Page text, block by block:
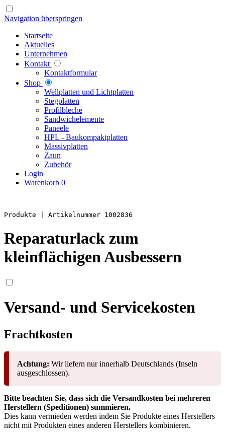
Navigation überspringen
Startseite
Aktuelles
Unternehmen
Kontakt
Kontaktformular
Shop
Well­platten und Licht­platten
Steg­platten
Profil­bleche
Sandwich­elemente
Paneele
HPL - Bau­kompakt­platten
Massiv­platten
Zaun
Zubehör
Login
Warenkorb 0
Produkte | Artikelnummer 1002836
Reparaturlack zum
kleinflächigen Ausbessern
Versand- und Servicekosten
Frachtkosten
Achtung: Wir liefern nur innerhalb Deutschlands (Inseln
ausgeschlossen).
Bitte beachten Sie, dass sich die Versandkosten bei mehreren
Herstellern (Speditionen) summieren.
Dies kann vermieden werden indem Sie Produkte eines Herstellers
nicht mit Produkten eines anderen Herstellers kombinieren.